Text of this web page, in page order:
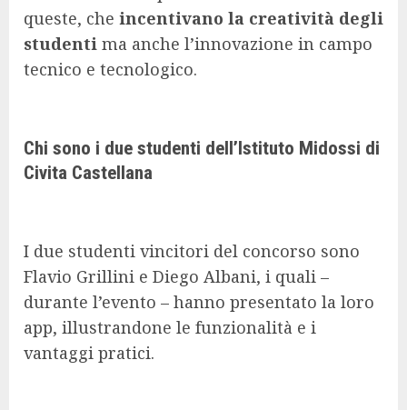
queste, che incentivano la creatività degli
studenti ma anche l’innovazione in campo
tecnico e tecnologico.
Chi sono i due studenti dell’Istituto Midossi di
Civita Castellana
I due studenti vincitori del concorso sono
Flavio Grillini e Diego Albani, i quali –
durante l’evento – hanno presentato la loro
app, illustrandone le funzionalità e i
vantaggi pratici.